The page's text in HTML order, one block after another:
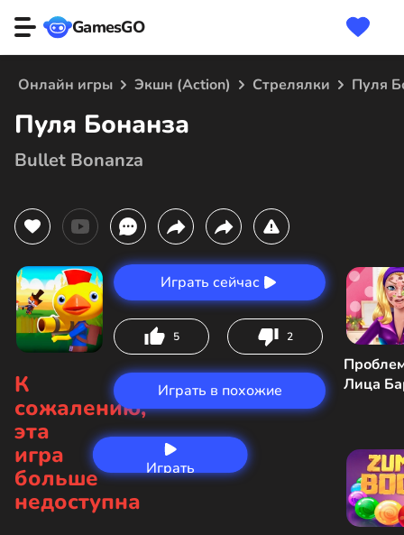
GamesGO
Онлайн игры Экшн (Action) Стрелялки Пуля
Пуля Бонанза
Bullet Bonanza
Играть
Играть сейчас
5 2
К
сожалению,
эта
игра
больше
недоступна
Играть в похожие
Лица